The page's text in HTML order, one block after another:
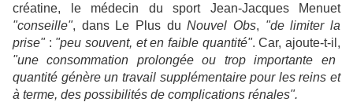
créatine, le médecin du sport Jean-Jacques Menuet
"conseille", dans Le Plus duNouvel Obs, "de limiter la
prise" : "peu souvent, et en faible quantité". Car, ajoute-t-il,
"une consommation prolongée ou trop importante en
quantité génère un travail supplémentaire pour les reins et
à terme, des possibilités de complications rénales".